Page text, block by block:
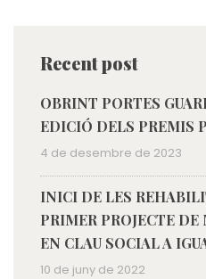
Recent post
OBRINT PORTES
EDICIÓ DELS PREMIS
4 de desembre de 2023
INICI DE LES
PRIMER PROJECTE
EN CLAU SOCIAL A
10 de juny de 2022